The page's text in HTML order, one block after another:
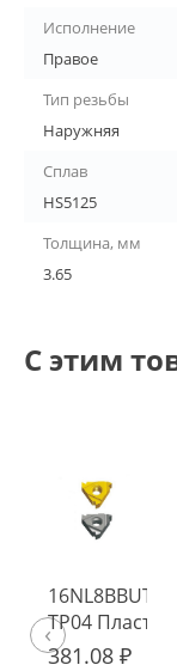
Исполнение
Правое
Тип резьбы
Наружняя
Сплав
HS5125
Толщина, мм
3.65
С этим
16NL8BBUT
TP04 Пластина
381.08 ₽
‹